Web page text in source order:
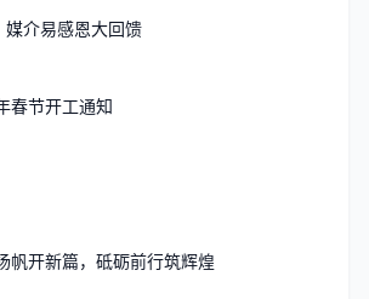
媒介易感恩大回馈
春节开工通知
帆开新篇，砥砺前行筑辉煌